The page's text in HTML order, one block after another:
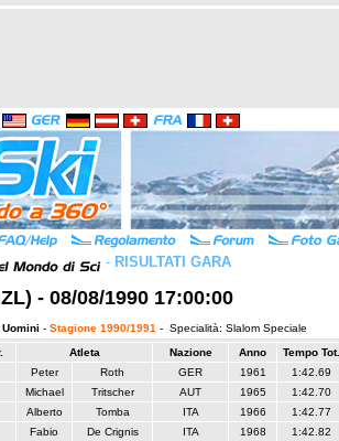
- RISULTATI GARA
- 08/08/1990 17:00:00
- Stagione 1990/1991 - Specialità: Slalom Speciale
Atleta Nazione Anno Tempo Tot.
Peter Roth GER 1961
1:42.69
Michael Tritscher AUT 1965 1:42.70
Alberto Tomba ITA 1966 1:42.77
Fabio De Crignis ITA 1968 1:42.82